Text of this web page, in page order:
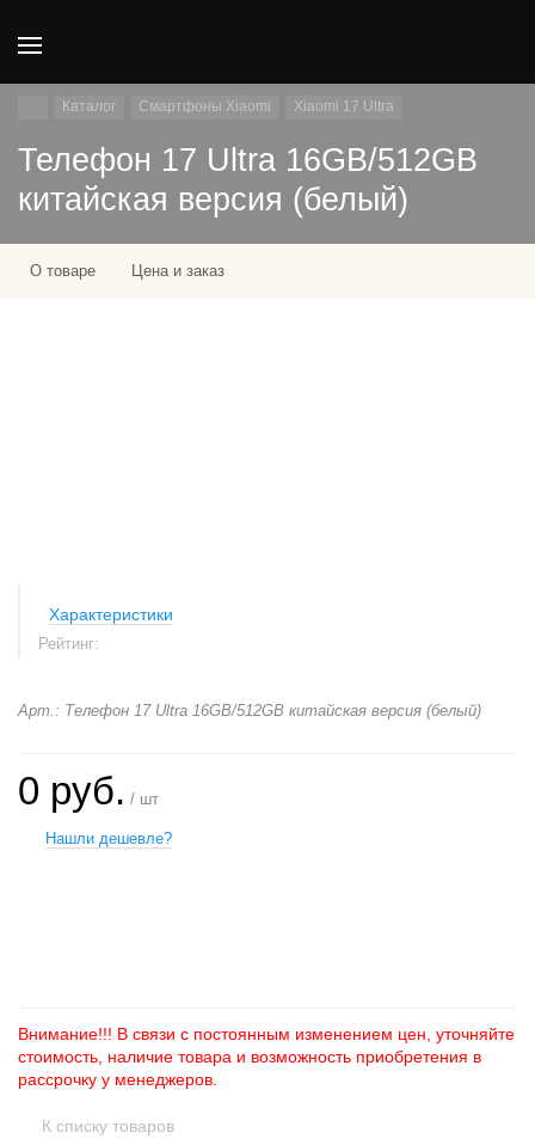
Каталог Смартфоны Xiaomi Xiaomi 17 Ultra
Телефон 17 Ultra 16GB/512GB
китайская версия (белый)
О товаре Цена и заказ
Характеристики
Рейтинг:
Арт.: Телефон 17 Ultra 16GB/512GB китайская версия (белый)
0 руб. / шт
Нашли дешевле?
Внимание!!! В связи с постоянным изменением цен, уточняйте
стоимость, наличие товара и возможность приобретения в
рассрочку у менеджеров.
К списку товаров